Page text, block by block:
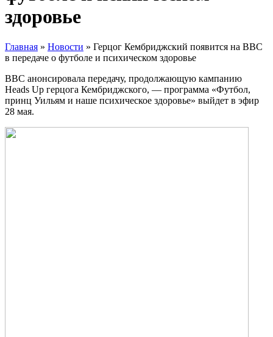
здоровье
Главная » Новости » Герцог Кембриджский появится на BBC
в передаче о футболе и психическом здоровье
BBC анонсировала передачу, продолжающую кампанию
Heads Up герцога Кембриджского, — программа «Футбол,
принц Уильям и наше психическое здоровье» выйдет в эфир
28 мая.